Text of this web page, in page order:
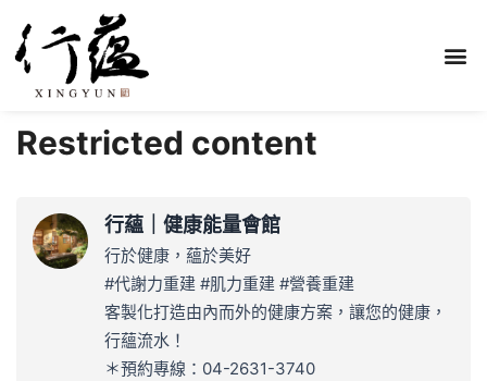
Restricted content
行蘊｜健康能量會館
行於健康，蘊於美好
#代謝力重建 #肌力重建 #營養重建
客製化打造由內而外的健康方案，讓您的健康，
行蘊流水！
＊預約專線：04-2631-3740